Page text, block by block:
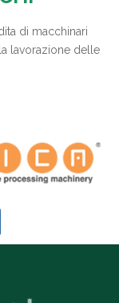
di macchinari
lavorazione delle